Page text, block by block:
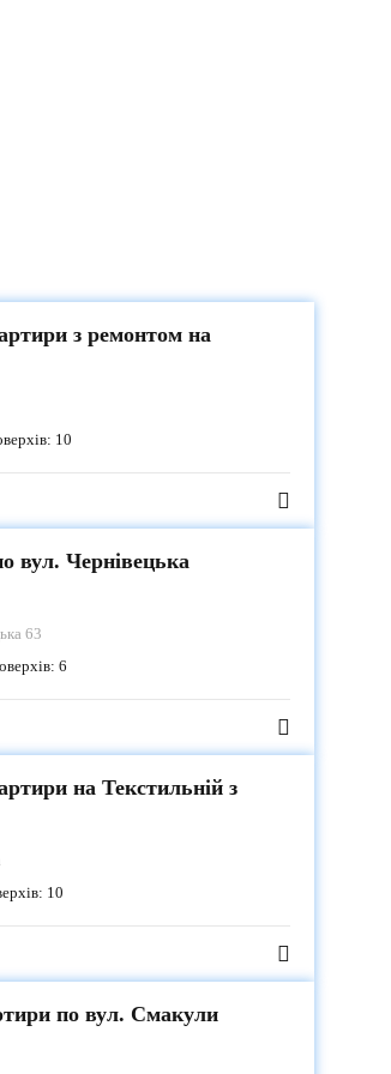
з ремонтом на
10
вул. Чернівецька
63
6
на Текстильній з
10
по вул. Смакули